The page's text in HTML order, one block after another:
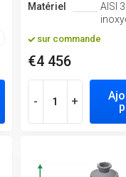
Matériel
AISI
sur commande
€4 456
- +